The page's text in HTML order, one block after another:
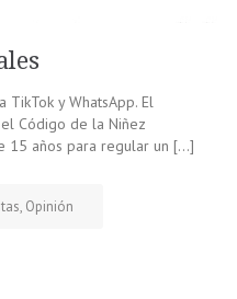
TikTok y WhatsApp. El
Código de la Niñez
15 años para regular un […]
, Opinión